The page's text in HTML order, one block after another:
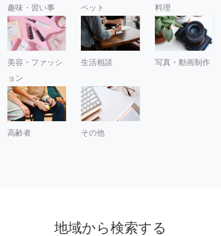
趣味・習い事 ペット 料理
美容・ファッシ
ョン
生活相談 写真・動画制作
高齢者 その他
地域から検索する